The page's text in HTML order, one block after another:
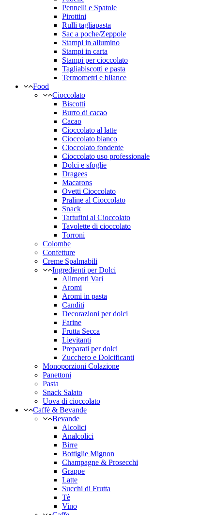
Pennelli e Spatole
Pirottini
Rulli tagliapasta
Sac a poche/Zeppole
Stampi in allumino
Stampi in carta
Stampi per cioccolato
Tagliabiscotti e pasta
Termometri e bilance
Food
Cioccolato
Biscotti
Burro di cacao
Cacao
Cioccolato al latte
Cioccolato bianco
Cioccolato fondente
Cioccolato uso professionale
Dolci e sfoglie
Dragees
Macarons
Ovetti Cioccolato
Praline al Cioccolato
Snack
Tartufini al Cioccolato
Tavolette di cioccolato
Torroni
Colombe
Confetture
Creme Spalmabili
Ingredienti per Dolci
Alimenti Vari
Aromi
Aromi in pasta
Canditi
Decorazioni per dolci
Farine
Frutta Secca
Lievitanti
Preparati per dolci
Zucchero e Dolcificanti
Monoporzioni Colazione
Panettoni
Pasta
Snack Salato
Uova di cioccolato
Caffè & Bevande
Bevande
Alcolici
Analcolici
Birre
Bottiglie Mignon
Champagne & Prosecchi
Grappe
Latte
Succhi di Frutta
Tè
Vino